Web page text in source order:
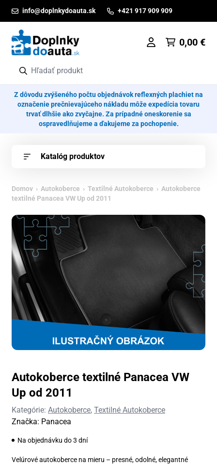
info@doplnkydoauta.sk +421 917 909 909
0,00 €
Z dôvodu zvýšeného počtu objednávok reflexných plachiet na
označenie prečnievajúceho nákladu môže expedícia tovaru
trvať dlhšie ako zvyčajne. Za prípadné oneskorenie sa
ospravedlňujeme a ďakujeme za pochopenie.
Katalóg produktov
Domov › Autokoberce › Textilné Autokoberce › Autokoberce
textilné Panacea VW Up od 2011
Autokoberce textilné Panacea VW
Up od 2011
Kategórie: Autokoberce, Textilné Autokoberce
Značka: Panacea
Na objednávku do 3 dní
Velúrové autokoberce na mieru – presné, odolné, elegantné